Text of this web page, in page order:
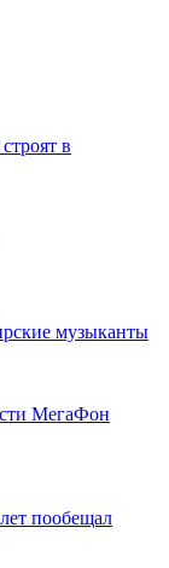
в
музыканты
МегаФон
пообещал